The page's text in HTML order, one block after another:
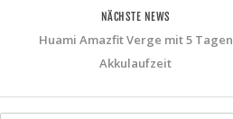
NÄCHSTE NEWS
Huami Amazfit Verge mit 5 Tagen
Akkulaufzeit